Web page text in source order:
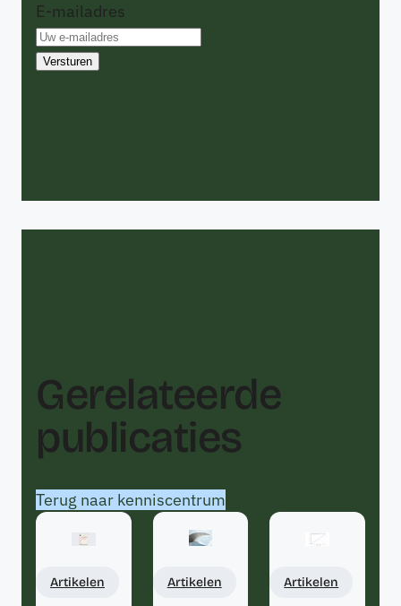
E-mailadres
Gerelateerde
publicaties
Terug naar kenniscentrum
Artikelen Artikelen Artikelen